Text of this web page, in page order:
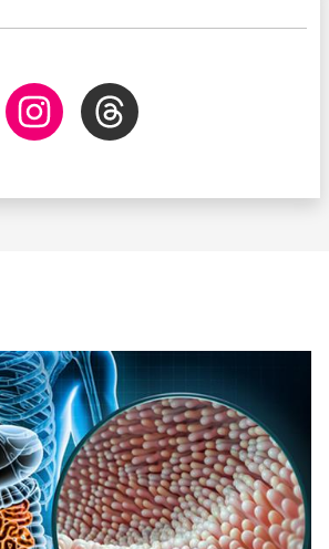
InstagramThreads